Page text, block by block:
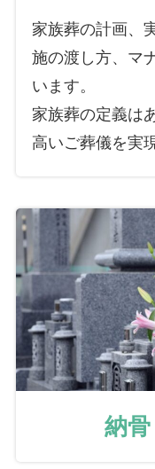
家族葬の計画、
施の渡し方、マ
います。
家族葬の定義は
高いご葬儀を実
納